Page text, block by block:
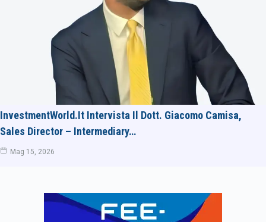
InvestmentWorld.it Intervista Il Dott. Giacomo Camisa,
Sales Director – Intermediary…
Mag 15, 2026